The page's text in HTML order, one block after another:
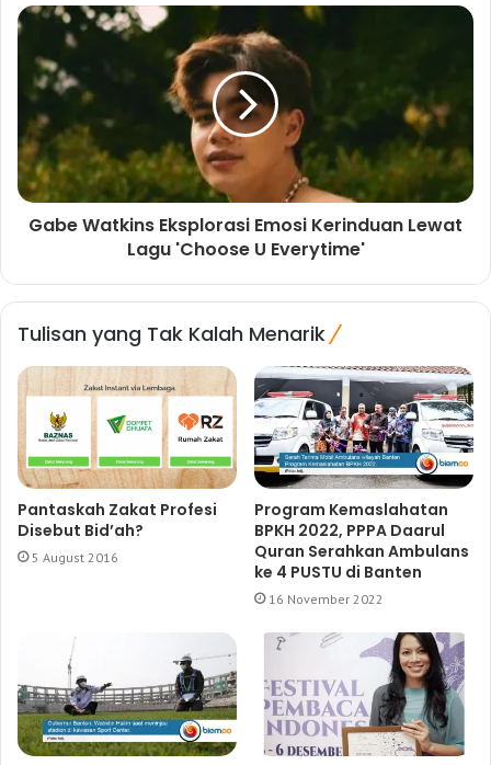
Gabe Watkins Eksplorasi Emosi Kerinduan Lewat
Lagu 'Choose U Everytime'
Tulisan yang Tak Kalah Menarik
Pantaskah Zakat Profesi
Disebut Bid’ah?
5 August 2016
Program Kemaslahatan
BPKH 2022, PPPA Daarul
Quran Serahkan Ambulans
ke 4 PUSTU di Banten
16 November 2022